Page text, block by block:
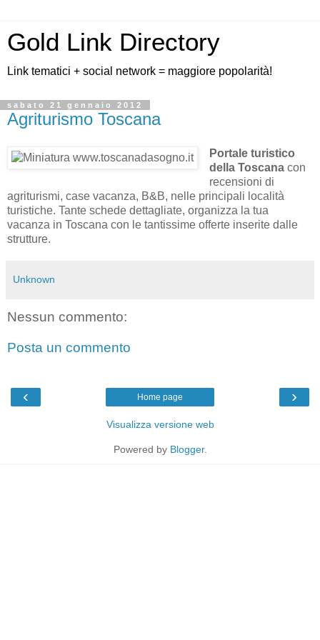
Gold Link Directory
Link tematici + social network = maggiore popolarità!
sabato 21 gennaio 2012
Agriturismo Toscana
Portale turistico
della Toscanacon
recensioni di
agriturismi, case vacanza, B&B, nelle principali località
turistiche. Tante schede dettagliate, organizza la tua
vacanza in Toscana con le tantissime offerte inserite dalle
strutture.
Unknown
Nessun commento:
Posta un commento
‹ ›
Home page
Visualizza versione web
Powered by Blogger.